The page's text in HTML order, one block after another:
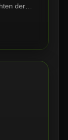
der
City